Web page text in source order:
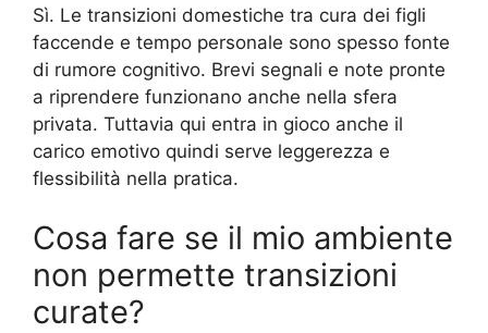
Sì. Le transizioni domestiche tra cura dei figli
faccende e tempo personale sono spesso fonte
di rumore cognitivo. Brevi segnali e note pronte
a riprendere funzionano anche nella sfera
privata. Tuttavia qui entra in gioco anche il
carico emotivo quindi serve leggerezza e
flessibilità nella pratica.
Cosa fare se il mio ambiente
non permette transizioni
curate?